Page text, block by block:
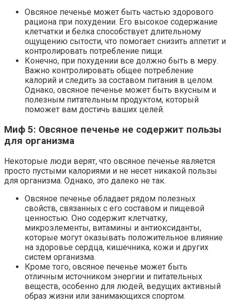
Овсяное печенье может быть частью здорового
рациона при похудении. Его высокое содержание
клетчатки и белка способствует длительному
ощущению сытости, что помогает снизить аппетит и
контролировать потребление пищи.
Конечно, при похудении все должно быть в меру.
Важно контролировать общее потребление
калорий и следить за составом питания в целом.
Однако, овсяное печенье может быть вкусным и
полезным питательным продуктом, который
поможет вам достичь ваших целей.
Миф 5: Овсяное печенье не содержит пользы
для организма
Некоторые люди верят, что овсяное печенье является
просто пустыми калориями и не несет никакой пользы
для организма. Однако, это далеко не так.
Овсяное печенье обладает рядом полезных
свойств, связанных с его составом и пищевой
ценностью. Оно содержит клетчатку,
микроэлементы, витамины и антиоксиданты,
которые могут оказывать положительное влияние
на здоровье сердца, кишечника, кожи и других
систем организма.
Кроме того, овсяное печенье может быть
отличным источником энергии и питательных
веществ, особенно для людей, ведущих активный
образ жизни или занимающихся спортом.